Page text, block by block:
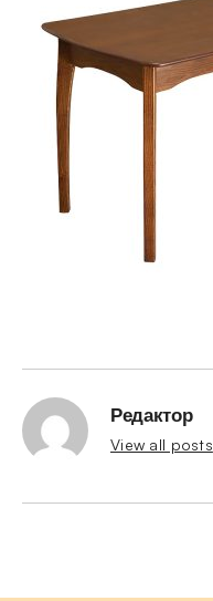
Редактор
View all posts